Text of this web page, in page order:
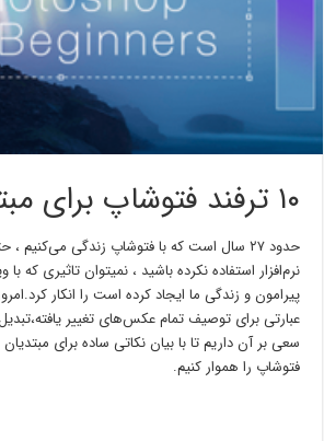
۱۰ ترفند فتوشاپ برای مبتدی‌ها
حدود ۲۷ سال است که با فتوشاپ زندگی می‌کنیم
نرم‌افزار استفاده نکرده باشید ، نمیتوان تاثیری
پیرامون و زندگی ما ایجاد کرده است را انکار
عبارتی برای توصیف تمام عکس‌های تغییر
سعی بر آن داریم تا با بیان نکاتی ساده برای
فتوشاپ را هموار کنیم.